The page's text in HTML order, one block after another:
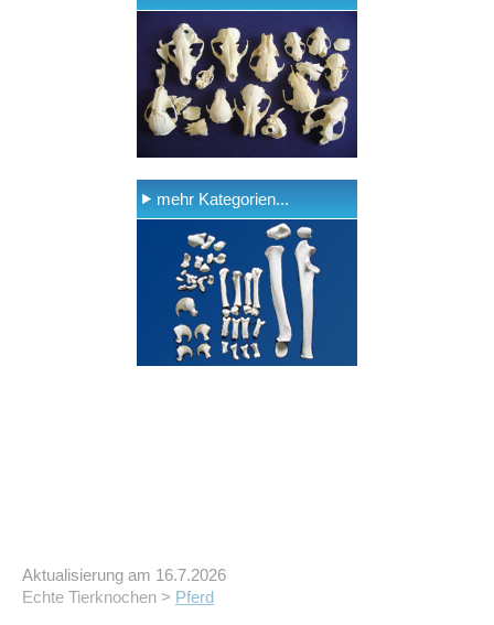
mehr Kategorien...
Aktualisierung am 16.7.2026
Echte Tierknochen > Pferd